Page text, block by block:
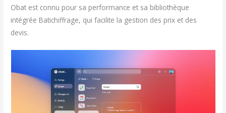
Obat est connu pour sa performance et sa bibliothèque
intégrée Batichiffrage, qui facilite la gestion des prix et des
devis.